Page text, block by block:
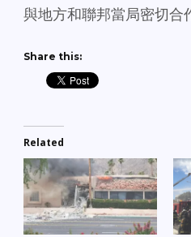
與地方和聯邦當局密切合
Share this:
Related